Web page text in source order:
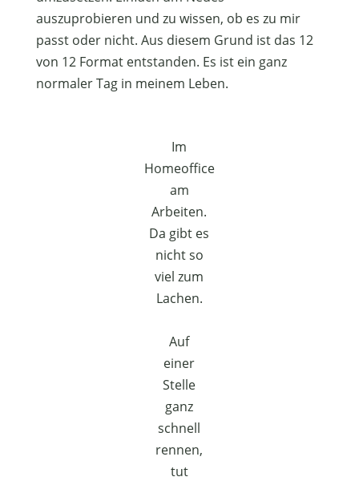
auszuprobieren und zu wissen, ob es zu mir
passt oder nicht. Aus diesem Grund ist das 12
von 12 Format entstanden. Es ist ein ganz
normaler Tag in meinem Leben.
Im
Homeoffice
am
Arbeiten.
Da gibt es
nicht so
viel zum
Lachen.
Auf
einer
Stelle
ganz
schnell
rennen,
tut